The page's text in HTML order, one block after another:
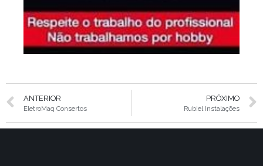
ANTERIOR
EletroMaq Consertos
PRÓXIMO
Rubiel Instalações